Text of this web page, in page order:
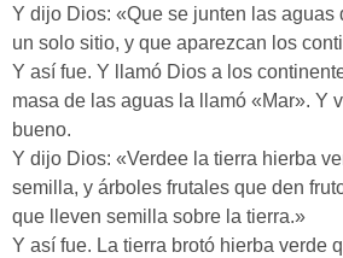
Y dijo Dios: «Que se junten las aguas
un solo sitio, y que aparezcan los
Y así fue. Y llamó Dios a los
masa de las aguas la llamó «Mar». Y
bueno.
Y dijo Dios: «Verdee la tierra hierba
semilla, y árboles frutales que den
que lleven semilla sobre la tierra.»
Y así fue. La tierra brotó hierba verde